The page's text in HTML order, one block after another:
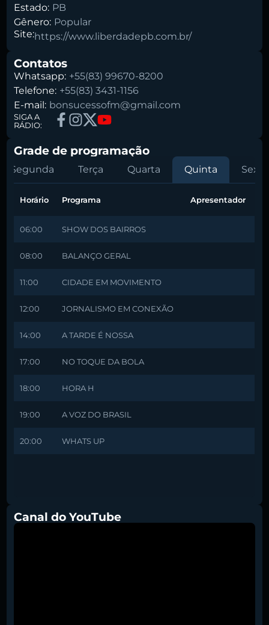
Estado: PB
Gênero: Popular
Site:https://www.liberdadepb.com.br/
Contatos
Whatsapp: +55(83) 99670-8200
Telefone: +55(83) 3431-1156
E-mail: bonsucessofm@gmail.com
SIGA A
RÁDIO:
Grade de programação
Segunda Terça Quarta Quinta Sexta
Horário Programa Apresentador
06:00 SHOW DOS BAIRROS
08:00 BALANÇO GERAL
11:00 CIDADE EM MOVIMENTO
12:00 JORNALISMO EM CONEXÃO
14:00 A TARDE É NOSSA
17:00 NO TOQUE DA BOLA
18:00 HORA H
19:00 A VOZ DO BRASIL
20:00 WHATS UP
Canal do YouTube